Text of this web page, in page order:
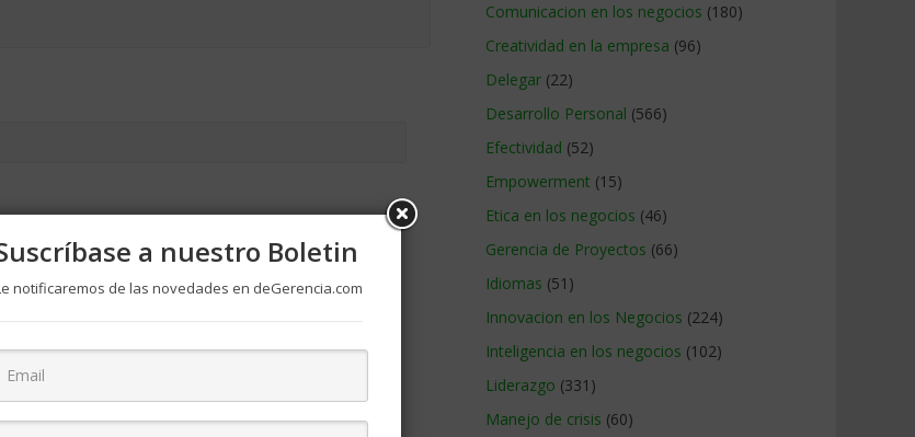
para la próxima vez que comente.
Comunicacion en los negocios (180)
Creatividad en la empresa (96)
Delegar (22)
Desarrollo Personal (566)
Efectividad (52)
Empowerment (15)
Etica en los negocios (46)
Gerencia de Proyectos (66)
Idiomas (51)
Innovacion en los Negocios (224)
Inteligencia en los negocios (102)
Liderazgo (331)
Manejo de crisis (60)
a nuestro Boletin
notificaremos de las novedades en deGerencia.com